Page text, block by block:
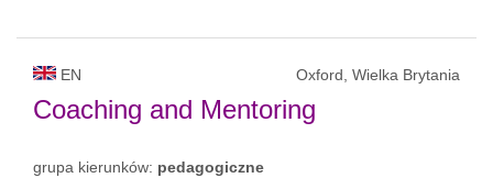
EN Oxford, Wielka Brytania
Coaching and Mentoring
grupa kierunków: pedagogiczne